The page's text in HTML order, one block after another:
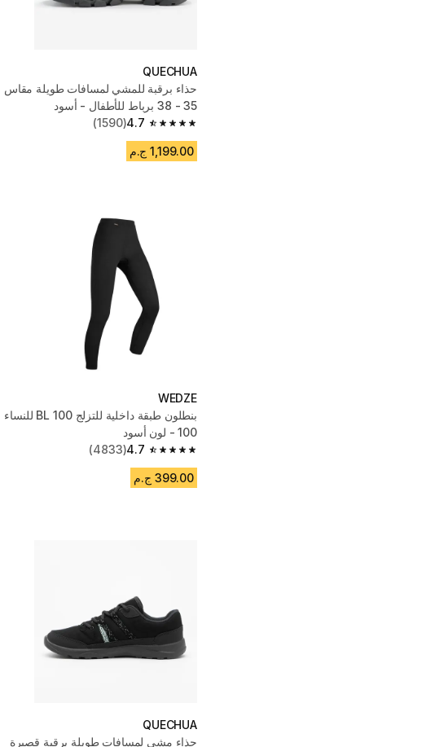
QUECHUA
حذاء برقبة للمشي لمسافات طويلة مقاس
35 - 38 برباط للأطفال - أسود
4.7
4.7 out of 5 stars from 1590 reviews
(1590)
1,199.00 ج.م
WEDZE
بنطلون طبقة داخلية للتزلج BL 100 للنساء
100 - لون أسود
4.7
4.7 out of 5 stars from 4833 reviews
(4833)
399.00 ج.م
QUECHUA
حذاء مشي لمسافات طويلة برقبة قصيرة